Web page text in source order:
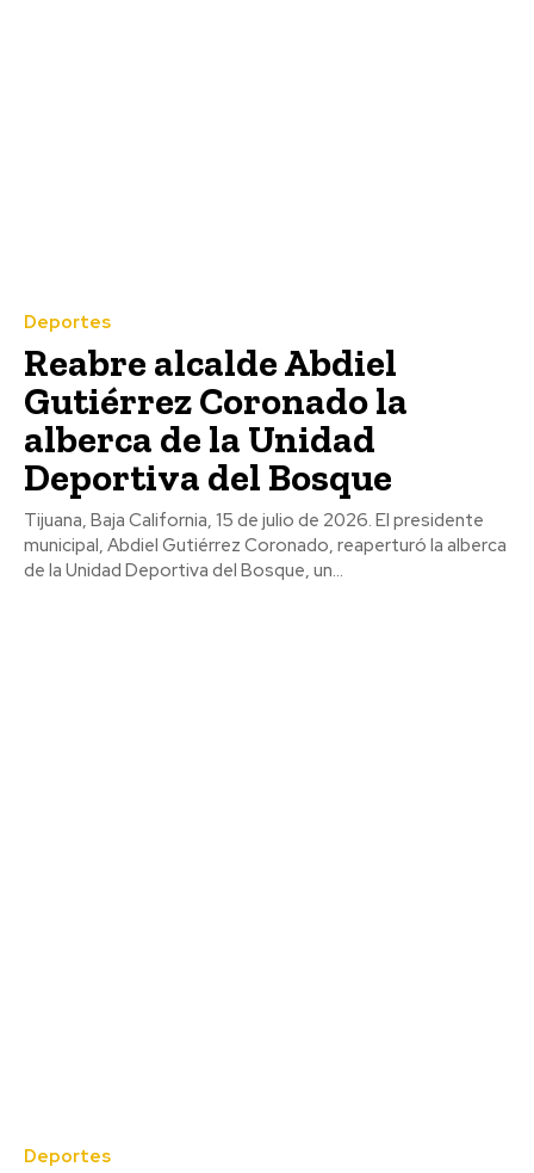
Deportes
Reabre alcalde Abdiel
Gutiérrez Coronado la
alberca de la Unidad
Deportiva del Bosque
Tijuana, Baja California, 15 de julio de 2026. El presidente
municipal, Abdiel Gutiérrez Coronado, reaperturó la alberca
de la Unidad Deportiva del Bosque, un...
Deportes